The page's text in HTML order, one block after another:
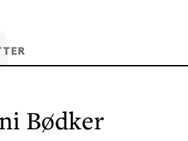
Bødker